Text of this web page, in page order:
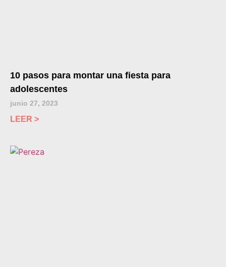
10 pasos para montar una fiesta para
adolescentes
junio 27, 2023
LEER >